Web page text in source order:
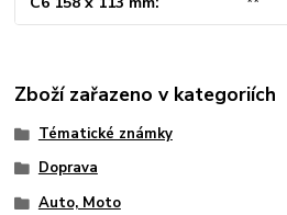
Zboží zařazeno v kategoriích
Tématické známky
Doprava
Auto, Moto